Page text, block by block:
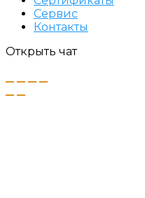
Сервис
Контакты
Открыть чат